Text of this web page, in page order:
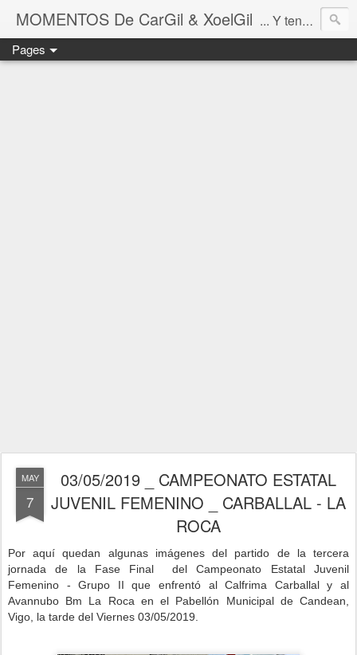
MOMENTOS De CarGil & XoelGil ... Y tengan cuidado ahí fuera, por favor.
Pages
MAY
7
03/05/2019 _ CAMPEONATO ESTATAL
JUVENIL FEMENINO _ CARBALLAL - LA
ROCA
Por aquí quedan algunas imágenes del partido de la tercera
jornada de la Fase Final del Campeonato Estatal Juvenil
Femenino - Grupo II que enfrentó al Calfrima Carballal y al
Avannubo Bm La Roca en el Pabellón Municipal de Candean,
Vigo, la tarde del Viernes 03/05/2019.